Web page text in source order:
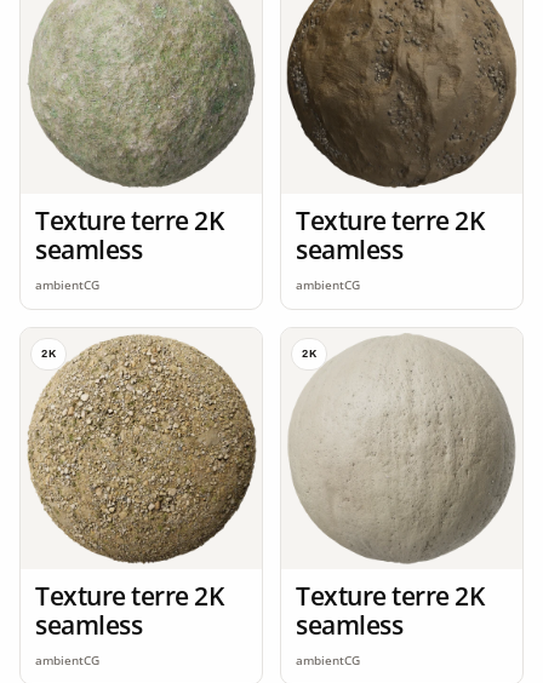
Texture terre 2K
seamless
ambientCG
Texture terre 2K
seamless
ambientCG
2K
Texture terre 2K
seamless
ambientCG
2K
Texture terre 2K
seamless
ambientCG